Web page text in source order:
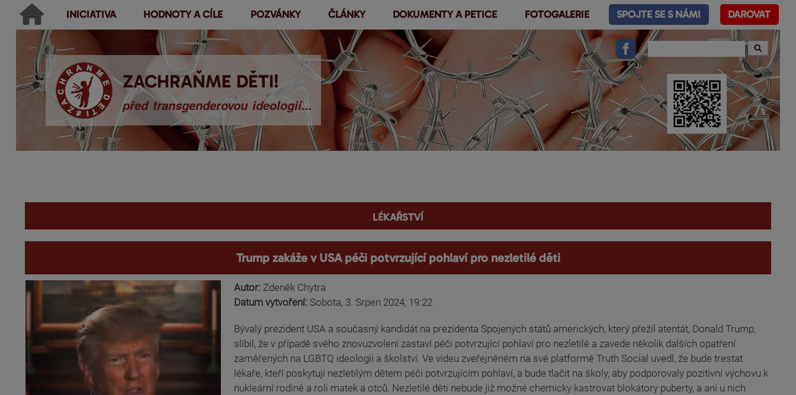
Přejít k
hlavnímu
obsahu
ZACHRAŇME DĚTI!
před transgenderovou ideologií...
Ikonky sociálních sítí
Vyhledávání
Hledat
Main menu
INICIATIVA HODNOTY A CÍLE POZVÁNKY ČLÁNKY DOKUMENTY A PETICE FOTOGALERIE SPOJTE SE S NÁMI DAROVAT
lékařství
Trump zakáže v USA péči potvrzující pohlaví pro nezletilé děti
Autor: Zdeněk Chytra
Datum vytvoření: Sobota, 3. Srpen 2024, 19:22
Bývalý prezident USA a současný kandidát na prezidenta Spojených států amerických, který přežil atentát, Donald Trump,
slíbil, že v případě svého znovuzvolení zastaví péči potvrzující pohlaví pro nezletilé a zavede několik dalších opatření
zaměřených na LGBTQ ideologii a školství. Ve videu zveřejněném na své platformě Truth Social uvedl, že bude trestat
lékaře, kteří poskytují nezletilým dětem péči potvrzujícím pohlaví, a bude tlačit na školy, aby podporovaly pozitivní výchovu k
nukleární rodině a roli matek a otců. Nezletilé děti nebude již možné chemicky kastrovat blokátory puberty, a ani u nich